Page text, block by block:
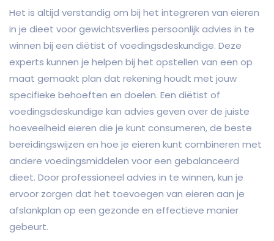
Het is altijd verstandig om bij het integreren van eieren
in je dieet voor gewichtsverlies persoonlijk advies in te
winnen bij een diëtist of voedingsdeskundige. Deze
experts kunnen je helpen bij het opstellen van een op
maat gemaakt plan dat rekening houdt met jouw
specifieke behoeften en doelen. Een diëtist of
voedingsdeskundige kan advies geven over de juiste
hoeveelheid eieren die je kunt consumeren, de beste
bereidingswijzen en hoe je eieren kunt combineren met
andere voedingsmiddelen voor een gebalanceerd
dieet. Door professioneel advies in te winnen, kun je
ervoor zorgen dat het toevoegen van eieren aan je
afslankplan op een gezonde en effectieve manier
gebeurt.